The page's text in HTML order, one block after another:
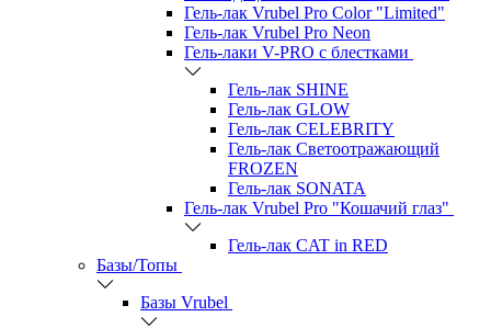
Гель-лак Vrubel Pro Color "Limited"
Гель-лак Vrubel Pro Neon
Гель-лаки V-PRO c блестками
Гель-лак SHINE
Гель-лак GLOW
Гель-лак CELEBRITY
Гель-лак Светоотражающий
FROZEN
Гель-лак SONATA
Гель-лак Vrubel Pro "Кошачий глаз"
Гель-лак CAT in RED
Базы/Топы
Базы Vrubel